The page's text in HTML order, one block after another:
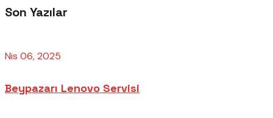
Son Yazılar
Nis 06, 2025
Beypazarı Lenovo Servisi